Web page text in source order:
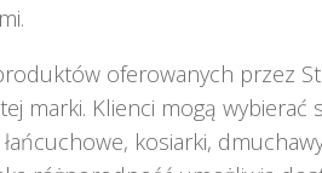
oferowanych przez
marki. Klienci mogą
łańcuchowe, kosiarki,